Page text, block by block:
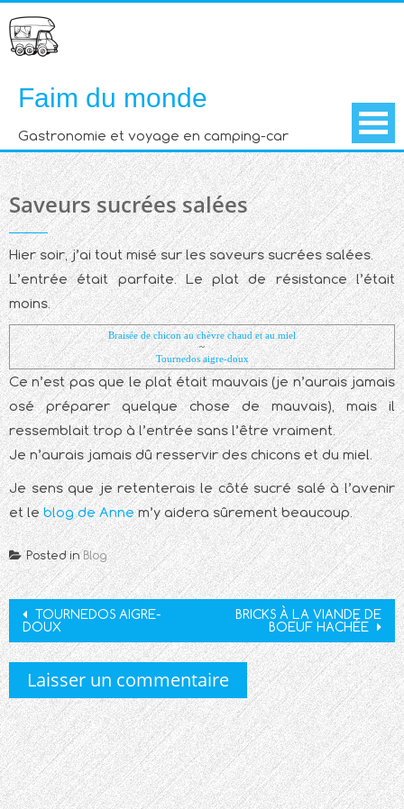
to
content
Faim du monde
Gastronomie et voyage en camping-car
Saveurs sucrées salées
Hier soir, j’ai tout misé sur les saveurs sucrées salées.
L’entrée était parfaite. Le plat de résistance l’était
moins.
Braisée de chicon au chèvre chaud et au miel
~
Tournedos aigre-doux
Ce n’est pas que le plat était mauvais (je n’aurais jamais
osé préparer quelque chose de mauvais), mais il
ressemblait trop à l’entrée sans l’être vraiment.
Je n’aurais jamais dû resservir des chicons et du miel.
Je sens que je retenterais le côté sucré salé à l’avenir
et leblog de Annem’y aidera sûrement beaucoup.
Posted inBlog
Post
navigation
TOURNEDOS AIGRE-
DOUX
BRICKS À LA VIANDE DE
BOEUF HACHÉE
Laisser un commentaire